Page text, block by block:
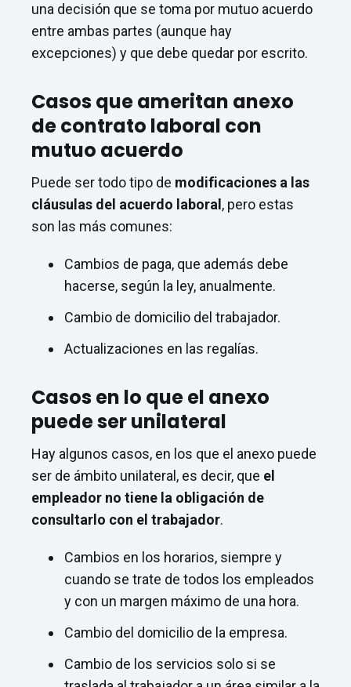
una decisión que se toma por mutuo acuerdo
entre ambas partes (aunque hay
excepciones) y que debe quedar por escrito.
Casos que ameritan anexo
de contrato laboral con
mutuo acuerdo
Puede ser todo tipo de modificaciones a las
cláusulas del acuerdo laboral , pero estas
son las más comunes:
Cambios de paga, que además debe
hacerse, según la ley, anualmente.
Cambio de domicilio del trabajador.
Actualizaciones en las regalías.
Casos en lo que el anexo
puede ser unilateral
Hay algunos casos, en los que el anexo puede
ser de ámbito unilateral, es decir, que el
empleador no tiene la obligación de
consultarlo con el trabajador.
Cambios en los horarios, siempre y
cuando se trate de todos los empleados
y con un margen máximo de una hora.
Cambio del domicilio de la empresa.
Cambio de los servicios solo si se